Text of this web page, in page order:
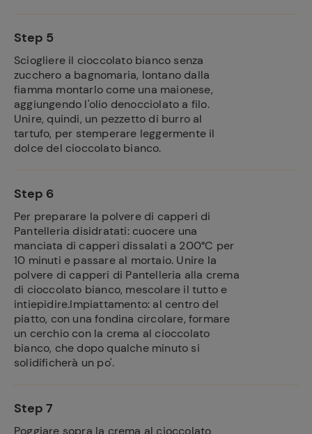
Step 5
Sciogliere il cioccolato bianco senza
zucchero a bagnomaria, lontano dalla
fiamma montarlo come una maionese,
aggiungendo l'olio denocciolato a filo.
Unire, quindi, un pezzetto di burro al
tartufo, per stemperare leggermente il
dolce del cioccolato bianco.
Step 6
Per preparare la polvere di capperi di
Pantelleria disidratati: cuocere una
manciata di capperi dissalati a 200°C per
10 minuti e passare al mortaio. Unire la
polvere di capperi di Pantelleria alla crema
di cioccolato bianco, mescolare il tutto e
intiepidire.Impiattamento: al centro del
piatto, con una fondina circolare, formare
un cerchio con la crema al cioccolato
bianco, che dopo qualche minuto si
solidificherà un po'.
Step 7
Poggiare sopra la crema al cioccolato